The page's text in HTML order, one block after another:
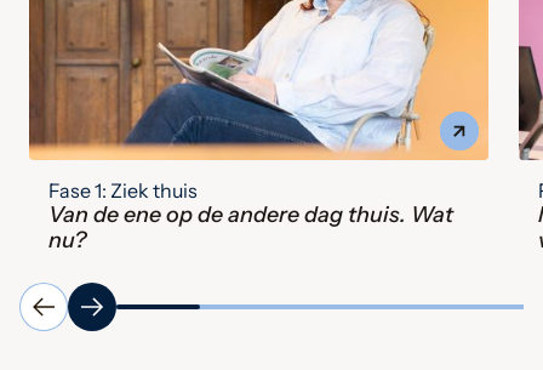
Fase 1: Ziek thuis
Van de ene op de andere dag thuis. Wat
nu?